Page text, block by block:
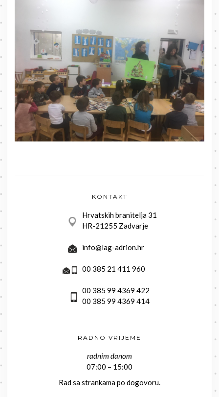
KONTAKT
Hrvatskih branitelja 31
HR-21255 Zadvarje
info@lag-adrion.hr
00 385 21 411 960
00 385 99 4369 422
00 385 99 4369 414
RADNO VRIJEME
radnim danom
07:00 – 15:00
Rad sa strankama po dogovoru.